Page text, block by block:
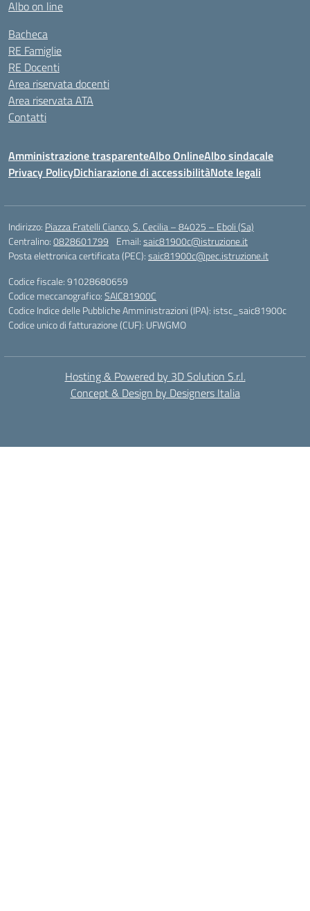
Albo on line
Bacheca
RE Famiglie
RE Docenti
Area riservata docenti
Area riservata ATA
Contatti
Amministrazione trasparenteAlbo OnlineAlbo sindacale
Privacy PolicyDichiarazione di accessibilitàNote legali
Indirizzo: Piazza Fratelli Cianco, S. Cecilia – 84025 – Eboli (Sa)
Centralino:0828601799 Email:saic81900c@istruzione.it
Posta elettronica certificata (PEC):saic81900c@pec.istruzione.it
Codice fiscale: 91028680659
Codice meccanografico:SAIC81900C
Codice Indice delle Pubbliche Amministrazioni (IPA): istsc_saic81900c
Codice unico di fatturazione (CUF): UFWGMO
Hosting & Powered by 3D Solution S.r.l.
Concept & Design by Designers Italia